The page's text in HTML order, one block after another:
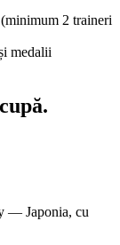
2 traineri
medalii
— Japonia, cu